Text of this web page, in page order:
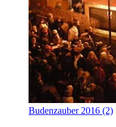
Budenzauber 2016 (2)